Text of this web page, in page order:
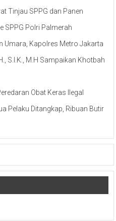
Tinjau SPPG dan Panen
SPPG Polri Palmerah
Umara, Kapolres Metro Jakarta
S.I.K., M.H Sampaikan Khotbah
Obat Keras Ilegal
Pelaku Ditangkap, Ribuan Butir